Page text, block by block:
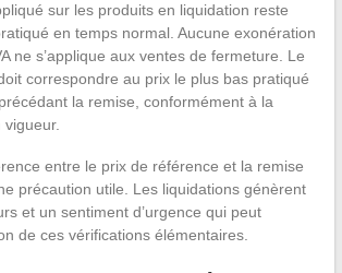
sur les produits en liquidation reste
en temps normal. Aucune exonération
ne s’applique aux ventes de fermeture. Le
correspondre au prix le plus bas pratiqué
la remise, conformément à la
entre le prix de référence et la remise
précaution utile. Les liquidations génèrent
et un sentiment d’urgence qui peut
de ces vérifications élémentaires.